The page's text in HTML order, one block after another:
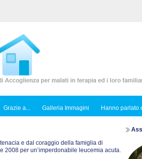
Grazie a... Galleria Immagini Hanno parlato
e dal coraggio della famiglia di
2008 per un’imperdonabile leucemia acuta.